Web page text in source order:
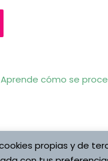
Aprende cómo se
propias y de